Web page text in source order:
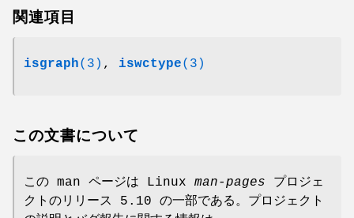
関連項目
isgraph(3) , iswctype(3)
この文書について
この man ページは Linux man-pages プロジェ
クトのリリース 5.10 の一部である。プロジェクト